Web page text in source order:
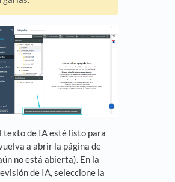
texto de IA esté listo para
a abrir la página de
no está abierta). En la
de IA, seleccione la